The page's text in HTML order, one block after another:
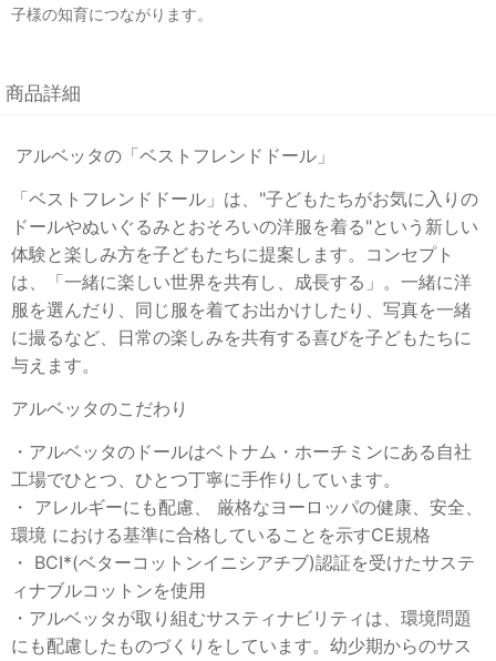
子様の知育につながります。
商品詳細
アルベッタの「ベストフレンドドール」
「ベストフレンドドール」は、"子どもたちがお気に入りの
ドールやぬいぐるみとおそろいの洋服を着る"という新しい
体験と楽しみ方を子どもたちに提案します。コンセプト
は、「一緒に楽しい世界を共有し、成長する」。一緒に洋
服を選んだり、同じ服を着てお出かけしたり、写真を一緒
に撮るなど、日常の楽しみを共有する喜びを子どもたちに
与えます。
アルベッタのこだわり
・アルベッタのドールはベトナム・ホーチミンにある自社
工場でひとつ、ひとつ丁寧に手作りしています。
・ アレルギーにも配慮、 厳格なヨーロッパの健康、安全、
環境 における基準に合格していることを示すCE規格
・ BCI*(ベターコットンイニシアチブ)認証を受けたサステ
ィナブルコットンを使用
・アルベッタが取り組むサスティナビリティは、環境問題
にも配慮したものづくりをしています。幼少期からのサス